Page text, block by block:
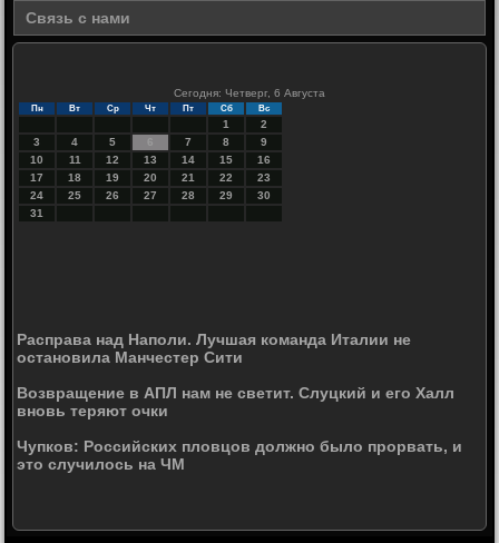
Связь с нами
Сегодня: Четверг, 6 Августа
Пн Вт Ср Чт Пт Сб Вс
1
2
3
4 5 6 7 8
9
10
11 12 13 14 15
16
17
18 19 20 21 22
23
24
25 26 27 28 29
30
31
Расправа над Наполи. Лучшая команда Италии не
остановила Манчестер Сити
Возвращение в АПЛ нам не светит. Слуцкий и его Халл
вновь теряют очки
Чупков: Российских пловцов должно было прорвать, и
это случилось на ЧМ